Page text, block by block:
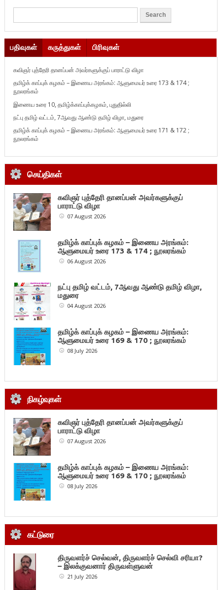
பதிவுகள் கருத்துகள் பிரிவுகள்
கவிஞர் புத்தேரி தானப்பன் அவர்களுக்குப் பாராட்டு விழா
தமிழ்க் காப்புக் கழகம் – இணைய அரங்கம்: ஆளுமையர் உரை 173 & 174 ;
நூலரங்கம்
இணைய உரை 10, தமிழ்க்காப்புக்கழகம், புதுதில்லி
நட்பு தமிழ் வட்டம், 7ஆவது ஆண்டு தமிழ் விழா, மதுரை
தமிழ்க் காப்புக் கழகம் – இணைய அரங்கம்: ஆளுமையர் உரை 171 & 172 ;
நூலரங்கம்
செய்திகள்
கவிஞர் புத்தேரி தானப்பன் அவர்களுக்குப்
பாராட்டு விழா
07 August 2026
தமிழ்க் காப்புக் கழகம் – இணைய அரங்கம்:
ஆளுமையர் உரை 173 & 174 ; நூலரங்கம்
06 August 2026
நட்பு தமிழ் வட்டம், 7ஆவது ஆண்டு தமிழ் விழா,
மதுரை
04 August 2026
தமிழ்க் காப்புக் கழகம் – இணைய அரங்கம்:
ஆளுமையர் உரை 169 & 170 ; நூலரங்கம்
08 July 2026
நிகழ்வுகள்
கவிஞர் புத்தேரி தானப்பன் அவர்களுக்குப்
பாராட்டு விழா
07 August 2026
தமிழ்க் காப்புக் கழகம் – இணைய அரங்கம்:
ஆளுமையர் உரை 169 & 170 ; நூலரங்கம்
08 July 2026
கட்டுரை
திருவளர்ச் செல்வன், திருவளர்ச் செல்வி சரியா?
– இலக்குவனார் திருவள்ளுவன்
21 July 2026